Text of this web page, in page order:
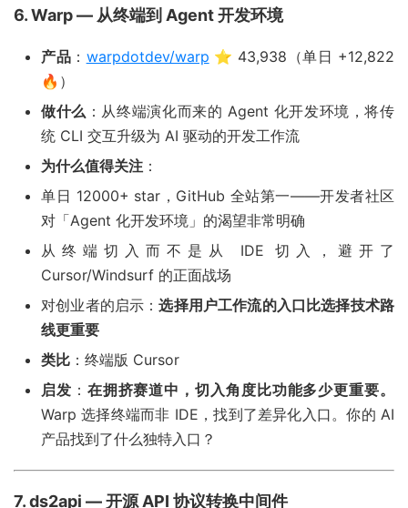
6. Warp — 从终端到 Agent 开发环境
产品 ： warpdotdev/warp ⭐ 43,938（单日 +12,822
🔥）
做什么 ：从终端演化而来的 Agent 化开发环境，将传
统 CLI 交互升级为 AI 驱动的开发工作流
为什么值得关注 ：
单日 12000+ star，GitHub 全站第一——开发者社区
对「Agent 化开发环境」的渴望非常明确
从终端切入而不是从 IDE 切入，避开了
Cursor/Windsurf 的正面战场
对创业者的启示：选择用户工作流的入口比选择技术路
线更重要
类比 ：终端版 Cursor
启发 ： 在拥挤赛道中，切入角度比功能多少更重要。
Warp 选择终端而非 IDE，找到了差异化入口。你的 AI
产品找到了什么独特入口？
7. ds2api — 开源 API 协议转换中间件